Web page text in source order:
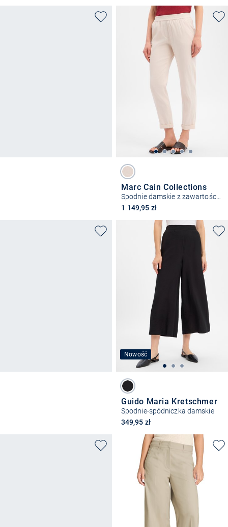
Marc Cain Collections
Spodnie damskie z zawartością lnu
1 149,95 zł
Nowość
Guido Maria Kretschmer
Spodnie-spódniczka damskie
349,95 zł